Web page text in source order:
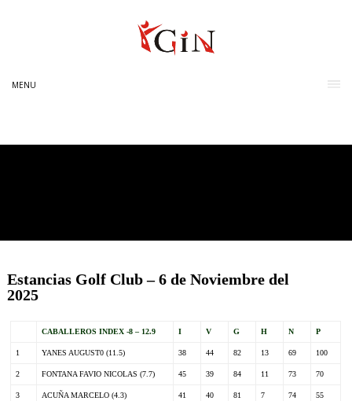
MENU
Estancias Golf Club – 6 de Noviembre del
2025
CABALLEROS INDEX -8 – 12.9 I V G H N P
1 YANES AUGUST0 (11.5) 38 44 82 13 69 100
2 FONTANA FAVIO NICOLAS (7.7) 45 39 84 11 73 70
3 ACUÑA MARCELO (4.3) 41 40 81 7 74 55